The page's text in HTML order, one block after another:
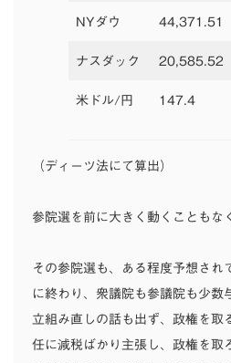
NYダウ 44,371.51
ナスダック 20,585.52
米ドル/円 147.4
（ディーツ法にて算出）
参院選を前に大きく動くこともな
その参院選も、ある程度予想され
に終わり、衆議院も参議院も少数
立組み直しの話も出ず、政権を
任に減税ばかり主張し、政権を取